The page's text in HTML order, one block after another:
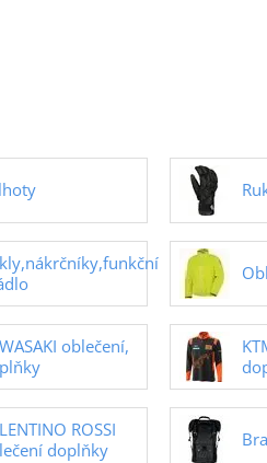
oblečení,
ROSSI
doplňky